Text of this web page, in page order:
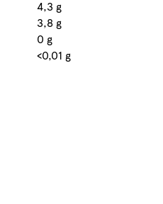
4,3 g
3,8 g
0 g
<0,01 g